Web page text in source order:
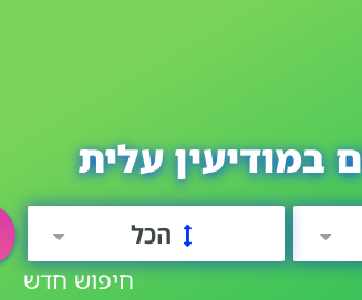
במודיעין עלית
הכל
חיפוש חדש